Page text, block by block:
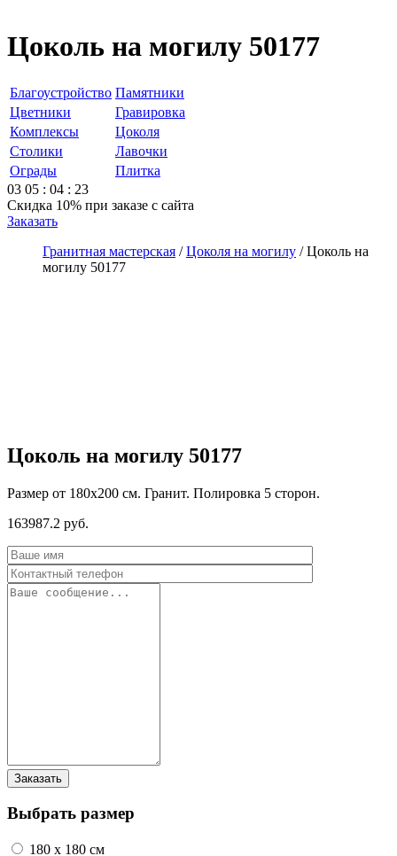
Цоколь на могилу 50177
Благоустройство Памятники
Цветники
Гравировка
Комплексы
Цоколя
Столики
Лавочки
Ограды
Плитка
03 05 : 04 : 23
Скидка 10% при заказе с сайта
Заказать
Гранитная мастерская /Цоколя на могилу /Цоколь на
могилу 50177
Цоколь на могилу 50177
Размер от 180х200 см. Гранит. Полировка 5 сторон.
163987.2 руб.
Выбрать размер
180 x 180 см